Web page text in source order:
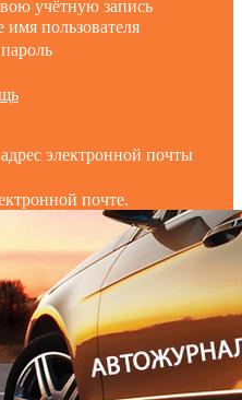
учётную запись
пользователя
электронной почты
почте.